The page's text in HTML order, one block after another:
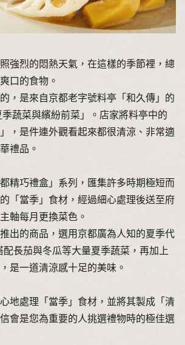
強烈的悶熱天氣，在這樣的季節裡，總
口的食物。
，是來自京都老字號料亭「和久傳」的
季蔬菜與繽紛前菜」。店家將料亭中的
，是件連外觀看起來都很清涼、非常適
禮品。
精巧禮盒」系列，匯集許多時期極短而
「當季」食材，經過細心處理後送至府
軸每月更換菜色。
出的商品，選用京都廣為人知的夏季代
長茄與冬瓜等大量夏季蔬菜，再加上
是一道清涼感十足的美味。
地處理「當季」食材，並將其製成「清
會是您為重要的人挑選禮物時的極佳選